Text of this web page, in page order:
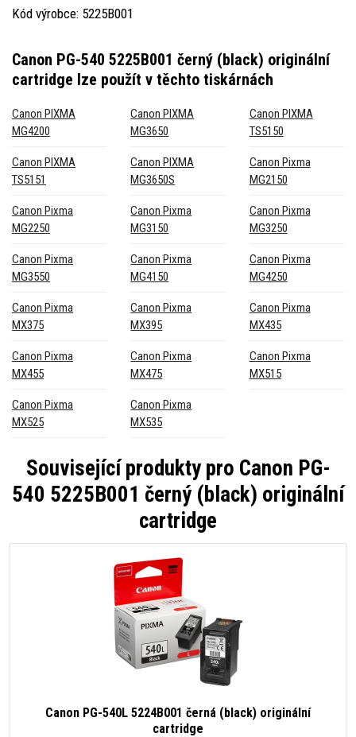
Kód výrobce: 5225B001
Canon PG-540 5225B001 černý (black) originální
cartridge lze použít v těchto tiskárnách
Canon PIXMA
MG4200
Canon PIXMA
MG3650
Canon PIXMA
TS5150
Canon PIXMA
TS5151
Canon PIXMA
MG3650S
Canon Pixma
MG2150
Canon Pixma
MG2250
Canon Pixma
MG3150
Canon Pixma
MG3250
Canon Pixma
MG3550
Canon Pixma
MG4150
Canon Pixma
MG4250
Canon Pixma
MX375
Canon Pixma
MX395
Canon Pixma
MX435
Canon Pixma
MX455
Canon Pixma
MX475
Canon Pixma
MX515
Canon Pixma
MX525
Canon Pixma
MX535
Související produkty pro Canon PG-
540 5225B001 černý (black) originální
cartridge
Canon PG-540L 5224B001 černá (black) originální
cartridge